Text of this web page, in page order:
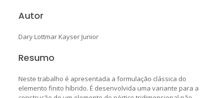
Autor
Dary Lottmar Kayser Junior
Resumo
Neste trabalho é apresentada a formulação clássica do
elemento finito híbrido. É desenvolvida uma variante para a